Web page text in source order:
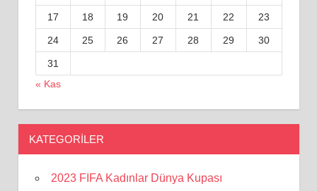
17 18 19 20 21 22 23
24 25 26 27 28 29 30
31
« Kas
KATEGORILER
2023 FIFA Kadınlar Dünya Kupası